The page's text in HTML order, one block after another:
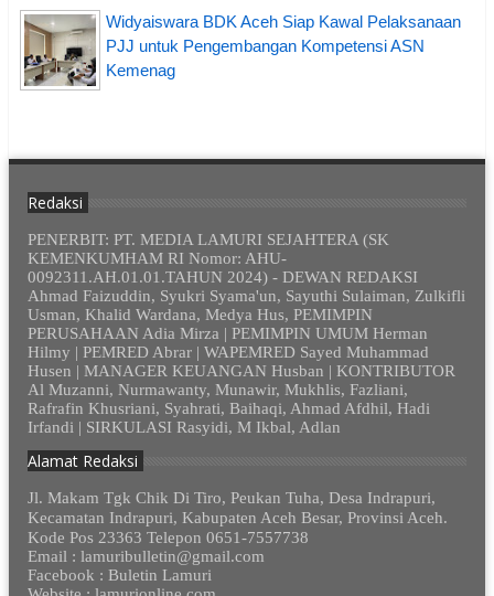
Widyaiswara BDK Aceh Siap Kawal Pelaksanaan
PJJ untuk Pengembangan Kompetensi ASN
Kemenag
Redaksi
PENERBIT: PT. MEDIA LAMURI SEJAHTERA (SK
KEMENKUMHAM RI Nomor: AHU-
0092311.AH.01.01.TAHUN 2024) - DEWAN REDAKSI
Ahmad Faizuddin, Syukri Syama'un, Sayuthi Sulaiman, Zulkifli
Usman, Khalid Wardana, Medya Hus, PEMIMPIN
PERUSAHAAN Adia Mirza | PEMIMPIN UMUM Herman
Hilmy | PEMRED Abrar | WAPEMRED Sayed Muhammad
Husen | MANAGER KEUANGAN Husban | KONTRIBUTOR
Al Muzanni, Nurmawanty, Munawir, Mukhlis, Fazliani,
Rafrafin Khusriani, Syahrati, Baihaqi, Ahmad Afdhil, Hadi
Irfandi | SIRKULASI Rasyidi, M Ikbal, Adlan
Alamat Redaksi
Jl. Makam Tgk Chik Di Tiro, Peukan Tuha, Desa Indrapuri,
Kecamatan Indrapuri, Kabupaten Aceh Besar, Provinsi Aceh.
Kode Pos 23363 Telepon 0651-7557738
Email : lamuribulletin@gmail.com
Facebook : Buletin Lamuri